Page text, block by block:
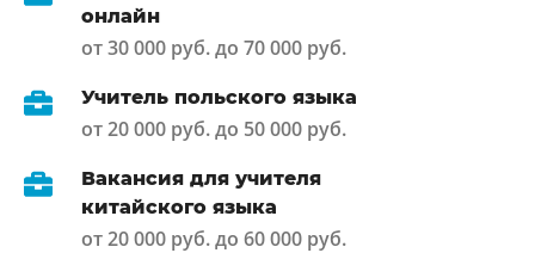
онлайн
от 30 000 руб. до 70 000 руб.
Учитель польского языка
от 20 000 руб. до 50 000 руб.
Вакансия для учителя
китайского языка
от 20 000 руб. до 60 000 руб.